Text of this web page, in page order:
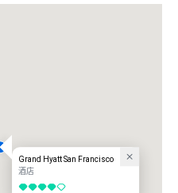
Grand Hyatt San Francisco
酒店
4/5